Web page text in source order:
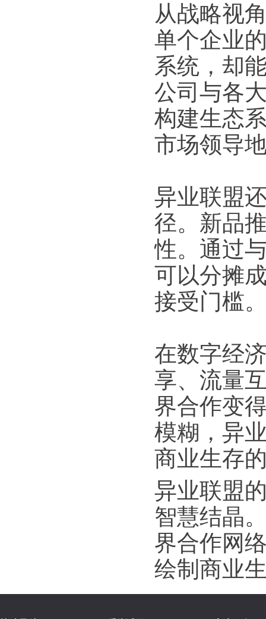
从战略视
单个企业
系统，却
公司与各
构建生态
市场领导
异业联盟
径。新品
性。通过
可以分摊
接受门槛
在数字经
享、流量
界合作变
模糊，异
商业生存
异业联盟
智慧结晶
界合作网
绘制商业